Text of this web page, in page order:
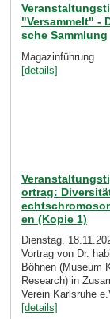
"Versammelt" -
sche Sammlung
Magazinführung
[details]
ortrag:
en (Kopie 1)
Dienstag,
Vortrag von Dr.
Böhnen (Museum
Research) in
Verein Karlsruhe
[details]